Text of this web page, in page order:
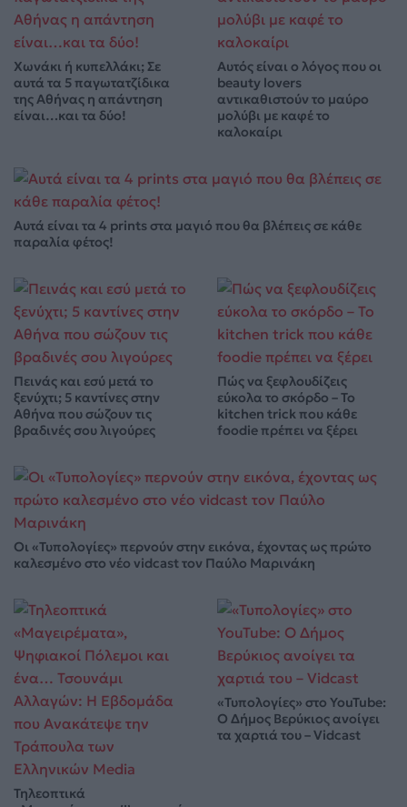
Χωνάκι ή κυπελλάκι; Σε
αυτά τα 5 παγωτατζίδικα
της Αθήνας η απάντηση
είναι…και τα δύο!
Αυτός είναι ο λόγος που οι
beauty lovers
αντικαθιστούν το μαύρο
μολύβι με καφέ το
καλοκαίρι
Αυτά είναι τα 4 prints στα μαγιό που θα βλέπεις σε κάθε
παραλία φέτος!
Πεινάς και εσύ μετά το
ξενύχτι; 5 καντίνες στην
Αθήνα που σώζουν τις
βραδινές σου λιγούρες
Πώς να ξεφλουδίζεις
εύκολα το σκόρδο – Το
kitchen trick που κάθε
foodie πρέπει να ξέρει
Οι «Τυπολογίες» περνούν στην εικόνα, έχοντας ως πρώτο
καλεσμένο στο νέο vidcast τον Παύλο Μαρινάκη
Τηλεοπτικά
«Τυπολογίες» στο YouTube:
Ο Δήμος Βερύκιος ανοίγει
τα χαρτιά του – Vidcast